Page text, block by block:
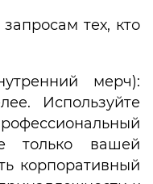
тех, кто
мерч):
Используйте
только вашей
корпоративный